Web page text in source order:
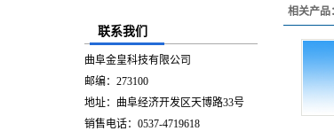
联系我们
曲阜金皇科技有限公司
邮编：273100
地址：曲阜经济开发区天博路33号
销售电话：0537-4719618
相关产品：